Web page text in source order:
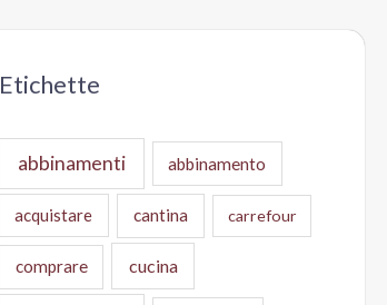
Etichette
abbinamenti abbinamento
acquistare cantina carrefour
comprare cucina